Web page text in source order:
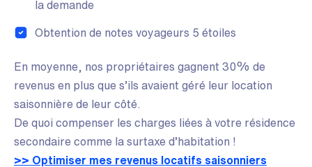
la demande
Obtention de notes voyageurs 5 étoiles
En moyenne, nos propriétaires gagnent 30% de
revenus en plus que s’ils avaient géré leur location
saisonnière de leur côté.
De quoi compenser les charges liées à votre résidence
secondaire comme la surtaxe d’habitation !
>> Optimiser mes revenus locatifs saisonniers